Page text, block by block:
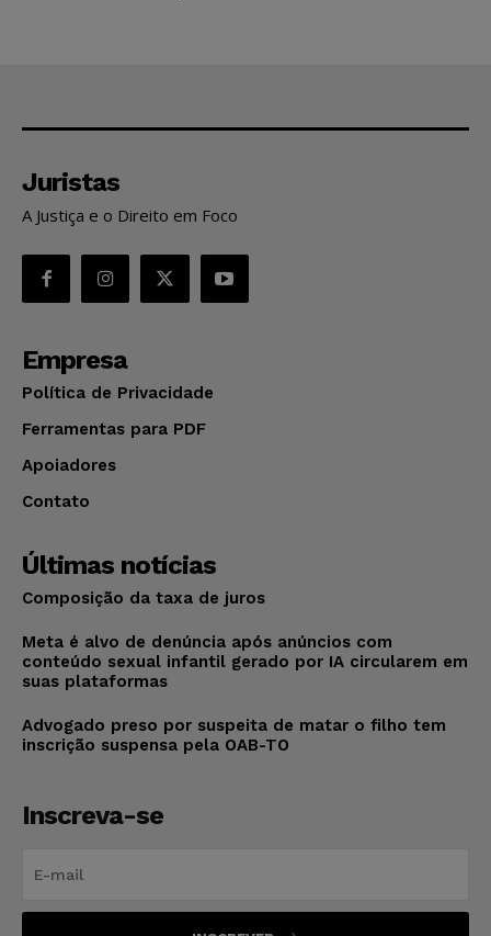
Juristas
A Justiça e o Direito em Foco
Empresa
Política de Privacidade
Ferramentas para PDF
Apoiadores
Contato
Últimas notícias
Composição da taxa de juros
Meta é alvo de denúncia após anúncios com
conteúdo sexual infantil gerado por IA circularem em
suas plataformas
Advogado preso por suspeita de matar o filho tem
inscrição suspensa pela OAB-TO
Inscreva-se